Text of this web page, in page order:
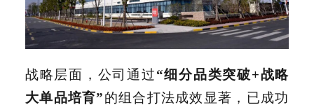
战略层面，公司通过“细分品类突破+战略
大单品培育”的组合打法成效显著，已成功